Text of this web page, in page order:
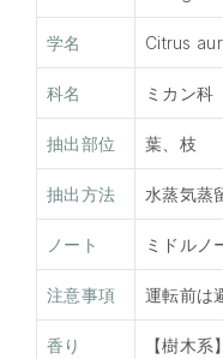
学名 Citrus
科名 ミカン科
抽出部位 葉、枝
抽出方法 水蒸気蒸
ノート ミドルノ
注意事項 運転前は
香り
【樹木